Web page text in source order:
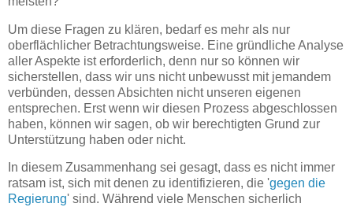
Um diese Fragen zu klären, bedarf es mehr als nur
oberflächlicher Betrachtungsweise. Eine gründliche Analyse
aller Aspekte ist erforderlich, denn nur so können wir
sicherstellen, dass wir uns nicht unbewusst mit jemandem
verbünden, dessen Absichten nicht unseren eigenen
entsprechen. Erst wenn wir diesen Prozess abgeschlossen
haben, können wir sagen, ob wir berechtigten Grund zur
Unterstützung haben oder nicht.
In diesem Zusammenhang sei gesagt, dass es nicht immer
ratsam ist, sich mit denen zu identifizieren, die 'gegen die
Regierung' sind. Während viele Menschen sicherlich